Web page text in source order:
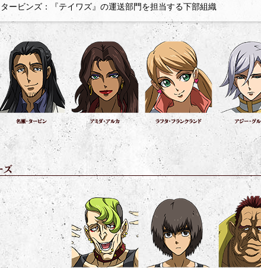
タービンズ：『テイワズ』の運送部門を担当する下部組織